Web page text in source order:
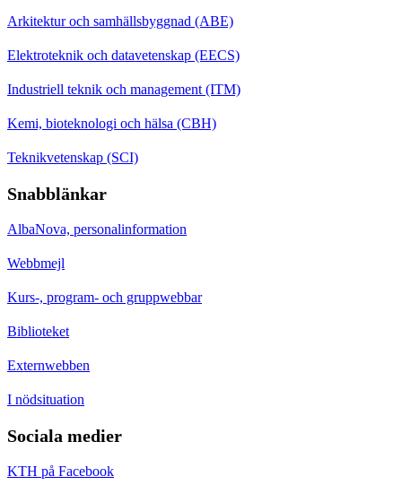
Arkitektur och samhällsbyggnad (ABE)
Elektroteknik och datavetenskap (EECS)
Industriell teknik och management (ITM)
Kemi, bioteknologi och hälsa (CBH)
Teknikvetenskap (SCI)
Snabblänkar
AlbaNova, personalinformation
Webbmejl
Kurs-, program- och gruppwebbar
Biblioteket
Externwebben
I nödsituation
Sociala medier
KTH på Facebook